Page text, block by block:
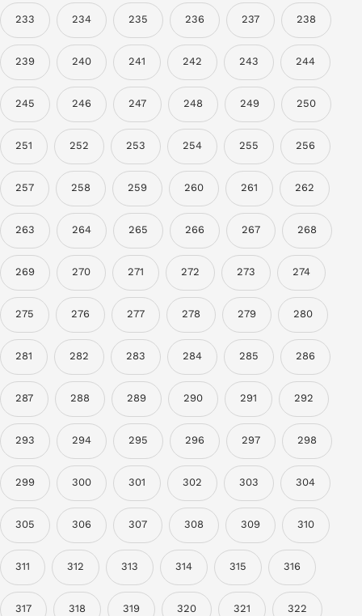
233 234 235 236 237 238
239 240 241 242 243 244
245 246 247 248 249 250
251 252 253 254 255 256
257 258 259 260 261 262
263 264 265 266 267 268
269 270 271 272 273 274
275 276 277 278 279 280
281 282 283 284 285 286
287 288 289 290 291 292
293 294 295 296 297 298
299 300 301 302 303 304
305 306 307 308 309 310
311 312 313 314 315 316
317 318 319 320 321 322